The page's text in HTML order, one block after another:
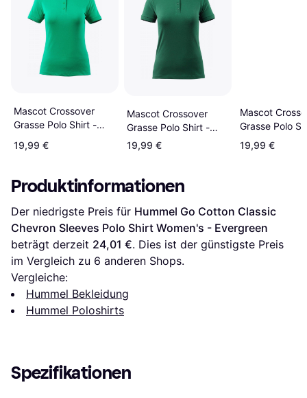
Mascot Crossover
Grasse Polo Shirt -
19,99 €
Mascot Crossover
Grasse Polo Shirt -
Green
19,99 €
Mascot
Grasse Polo
Moss Green
19,99 €
Produktinformationen
Der niedrigste Preis für Hummel Go Cotton Classic
Chevron Sleeves Polo Shirt Women's - Evergreen
beträgt derzeit 24,01 €. Dies ist der günstigste Preis
im Vergleich zu 6 anderen Shops.
Vergleiche:
Hummel Bekleidung
Hummel Poloshirts
Spezifikationen